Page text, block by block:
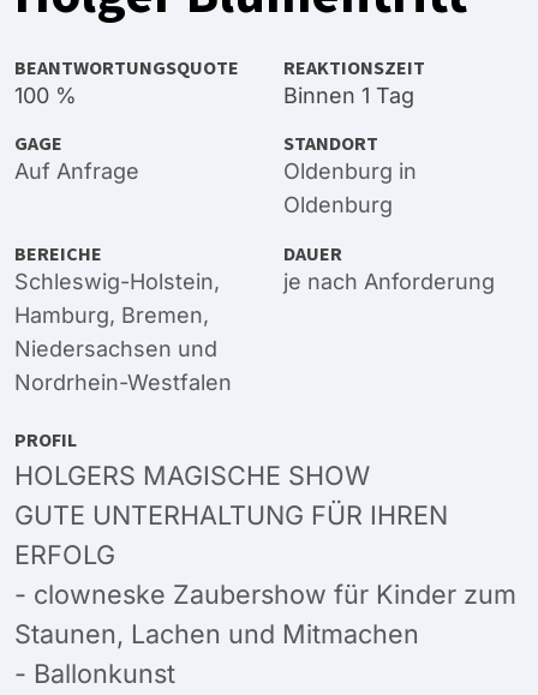
BEANTWORTUNGSQUOTE
100 %
REAKTIONSZEIT
Binnen 1 Tag
GAGE
Auf Anfrage
STANDORT
Oldenburg in
Oldenburg
BEREICHE
Schleswig-Holstein,
Hamburg, Bremen,
Niedersachsen und
Nordrhein-Westfalen
DAUER
je nach Anforderung
PROFIL
HOLGERS MAGISCHE SHOW
GUTE UNTERHALTUNG FÜR IHREN
ERFOLG
- clowneske Zaubershow für Kinder zum
Staunen, Lachen und Mitmachen
- Ballonkunst